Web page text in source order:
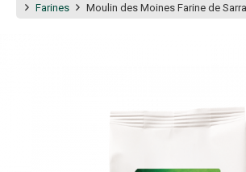
Farines
Moulin des Moines Farine de